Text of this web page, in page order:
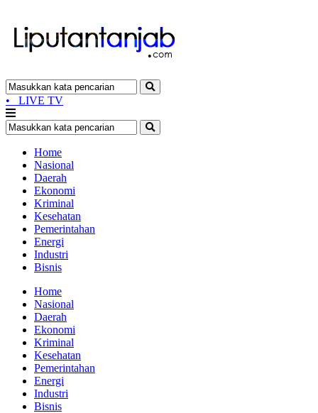
• LIVE TV
Home
Nasional
Daerah
Ekonomi
Kriminal
Kesehatan
Pemerintahan
Energi
Industri
Bisnis
Home
Nasional
Daerah
Ekonomi
Kriminal
Kesehatan
Pemerintahan
Energi
Industri
Bisnis